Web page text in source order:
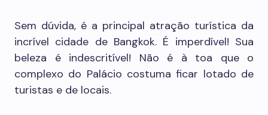
Sem dúvida, é a principal atração turística da
incrível cidade de Bangkok. É imperdível! Sua
beleza é indescritível! Não é à toa que o
complexo do Palácio costuma ficar lotado de
turistas e de locais.